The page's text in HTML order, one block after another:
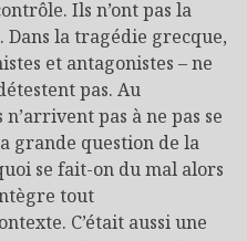
Ils n’ont pas la
Dans la tragédie grecque,
et antagonistes – ne
pas. Au
pas à ne pas se
grande question de la
se fait-on du mal alors
tout
C’était aussi une